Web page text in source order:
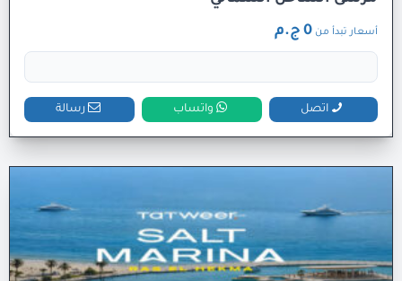
أسعار تبدأ من 0 ج.م
اتصل واتساب رسالة